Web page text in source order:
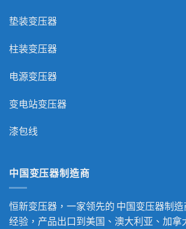
垫装变压器
柱装变压器
电源变压器
变电站变压器
漆包线
中国变压器制造商
恒新变压器，一家领先的 中国变压器制造
经验，产品出口到美国、澳大利亚、加拿